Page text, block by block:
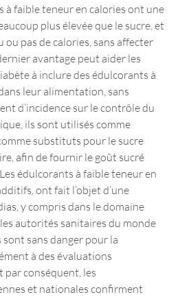
à faible teneur en calories ont une
plus élevée que le sucre, et
ou pas de calories, sans affecter
avantage peut aider les
à inclure des édulcorants à
leur alimentation, sans
d’incidence sur le contrôle du
ils sont utilisés comme
substituts pour le sucre
afin de fournir le goût sucré
édulcorants à faible teneur en
ont fait l’objet d’une
y compris dans le domaine
autorités sanitaires du monde
sans danger pour la
à des évaluations
conséquent, les
et nationales confirment